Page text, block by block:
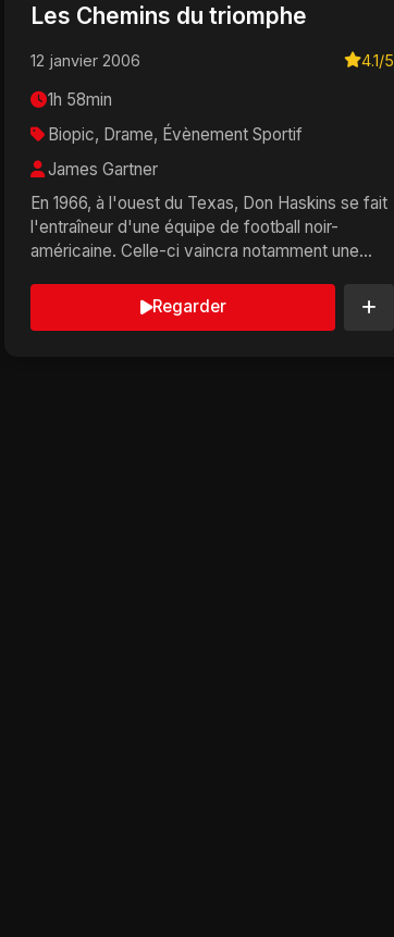
Les Chemins du triomphe
12 janvier 2006 4.1/5
1h 58min
Biopic, Drame, Évènement Sportif
James Gartner
En 1966, à l'ouest du Texas, Don Haskins se fait
l'entraîneur d'une équipe de football noir-
américaine. Celle-ci vaincra notamment une
Regarder